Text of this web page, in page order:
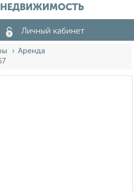
НЕДВИЖИМОСТЬ
Личный кабинет
Аренда